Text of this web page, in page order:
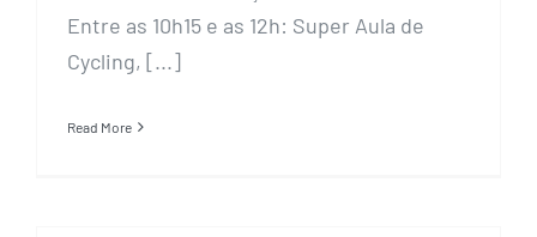
Entre as 10h15 e as 12h: Super Aula de
Cycling, [...]
Read More